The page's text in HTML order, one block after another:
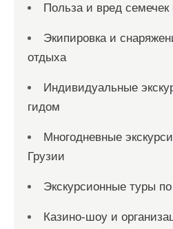
Польза и вред
Экипировка и
отдыха
Индивидуальные
гидом
Многодневные
Грузии
Экскурсионные туры
Казино-шоу и